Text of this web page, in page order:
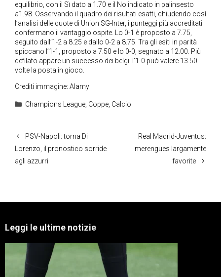
equilibrio, con il Sì dato a 1.70 e il No indicato in palinsesto
a1.98. Osservando il quadro dei risultati esatti, chiudendo così
l’analisi delle quote di Union SG-Inter, i punteggi più accreditati
confermano il vantaggio ospite. Lo 0-1 è proposto a 7.75,
seguito dall’1-2 a 8.25 e dallo 0-2 a 8.75. Tra gli esiti in parità
spiccano l’1-1, proposto a 7.50 e lo 0-0, segnato a 12.00. Più
defilato appare un successo dei belgi: l’1-0 può valere 13.50
volte la posta in gioco.
Crediti immagine: Alamy
Categorie
Champions League, Coppe, Calcio
PSV-Napoli: torna Di
Lorenzo, il pronostico sorride
agli azzurri
Real Madrid-Juventus:
merengues largamente
favorite
Leggi le ultime notizie